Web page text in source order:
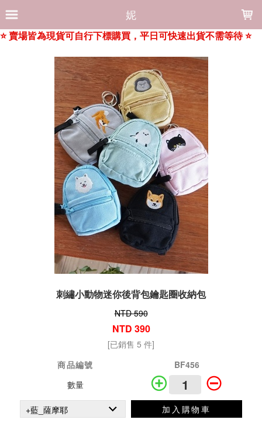
妮
刺繡小動物迷你後背包鑰匙圈收納包
NTD 590
NTD 390
[已銷售 5 件]
商品編號
BF456
數量
加入購物車